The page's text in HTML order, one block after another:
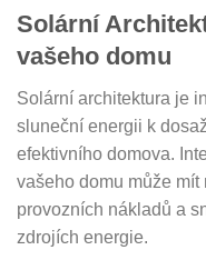
Solární
vašeho domu
Solární architektura je
sluneční energii k
efektivního domova.
vašeho domu může
provozních nákladů a
zdrojích energie.